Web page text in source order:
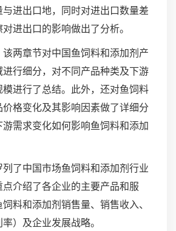
进出口地，同时对进出口数量差
进出口的影响做出了分析。
两章节对中国鱼饲料和添加剂产
行细分，对不同产品种类及下游
进行了总结。此外，还对鱼饲料
格变化及其影响因素做了详细分
需求变化如何影响鱼饲料和添加
了中国市场鱼饲料和添加剂行业
介绍了各企业的主要产品和服
料和添加剂销售量、销售收入、
）及企业发展战略。